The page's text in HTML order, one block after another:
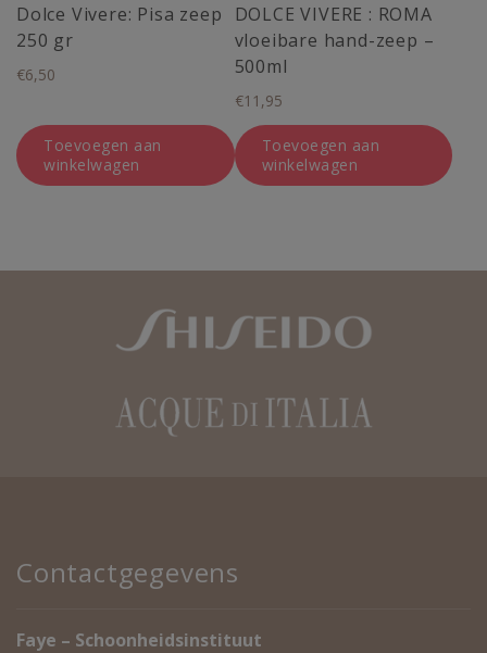
Dolce Vivere: Pisa zeep
250 gr
€6,50
Toevoegen aan
winkelwagen
DOLCE VIVERE : ROMA
vloeibare hand-zeep –
500ml
€11,95
Toevoegen aan
winkelwagen
Contactgegevens
Faye – Schoonheidsinstituut